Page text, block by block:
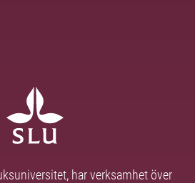
har verksamhet över